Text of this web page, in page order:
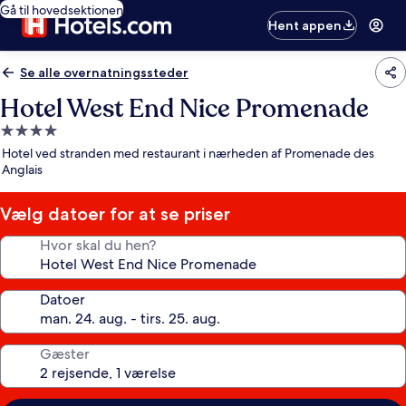
Gå til hovedsektionen
Hent appen
Se alle overnatningssteder
Hotel West End Nice Promenade
4.0-
stjernet
overnatningssted
Hotel ved stranden med restaurant i nærheden af Promenade des
Anglais
Vælg datoer for at se priser
Hvor skal du hen?
Datoer
Gæster